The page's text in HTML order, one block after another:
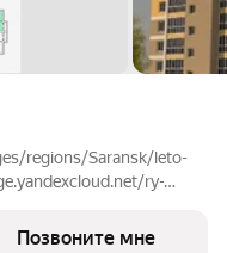
regions/Saransk/leto-
ry-
Позвоните мне